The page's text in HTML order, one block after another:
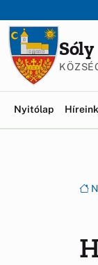
Sóly
Nyitólap Híreink